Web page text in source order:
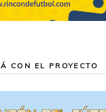
CON EL PROYECTO